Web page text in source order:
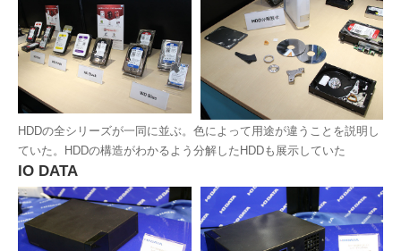
HDDの全シリーズが一同に並ぶ。色によって用途が違うことを説明し
ていた。HDDの構造がわかるよう分解したHDDも展示していた
IO DATA